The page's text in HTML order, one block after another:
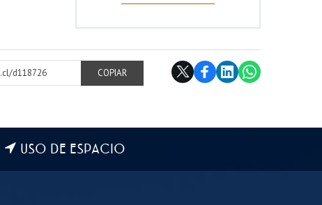
d118726
COPIAR
USO DE ESPACIO